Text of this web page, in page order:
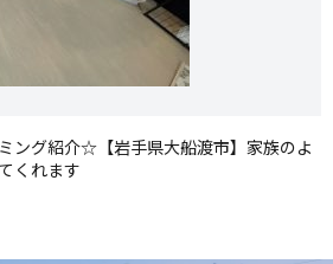
ング紹介☆【岩手県大船渡市】家族のよ
くれます